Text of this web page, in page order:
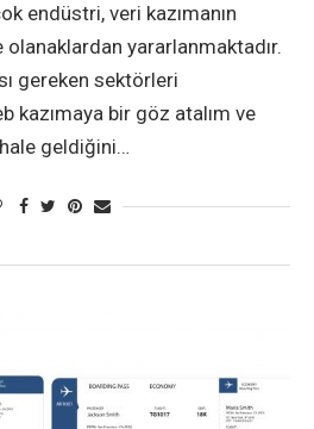
endüstri, veri kazımanın
yararlanmaktadır.
gereken sektörleri
kazımaya bir göz atalım ve
geldiğini…